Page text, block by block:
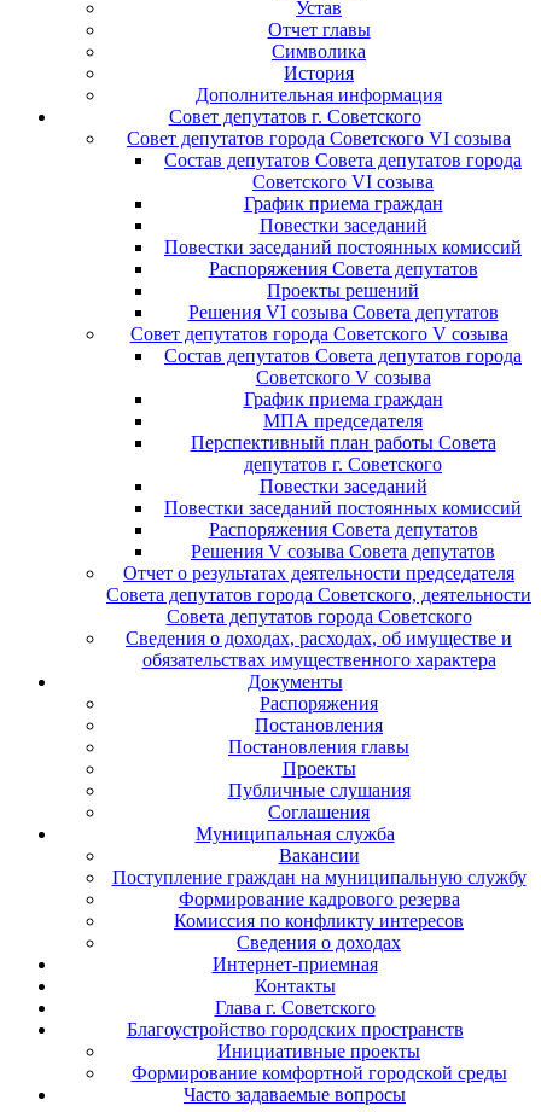
Устав
Отчет главы
Символика
История
Дополнительная информация
Совет депутатов г. Советского
Совет депутатов города Советского VI созыва
Состав депутатов Совета депутатов города
Советского VI созыва
График приема граждан
Повестки заседаний
Повестки заседаний постоянных комиссий
Распоряжения Совета депутатов
Проекты решений
Решения VI созыва Совета депутатов
Совет депутатов города Советского V созыва
Состав депутатов Совета депутатов города
Советского V созыва
График приема граждан
МПА председателя
Перспективный план работы Совета
депутатов г. Советского
Повестки заседаний
Повестки заседаний постоянных комиссий
Распоряжения Совета депутатов
Решения V созыва Совета депутатов
Отчет о результатах деятельности председателя
Совета депутатов города Советского, деятельности
Совета депутатов города Советского
Сведения о доходах, расходах, об имуществе и
обязательствах имущественного характера
Документы
Распоряжения
Постановления
Постановления главы
Проекты
Публичные слушания
Соглашения
Муниципальная служба
Вакансии
Поступление граждан на муниципальную службу
Формирование кадрового резерва
Комиссия по конфликту интересов
Сведения о доходах
Интернет-приемная
Контакты
Глава г. Советского
Благоустройство городских пространств
Инициативные проекты
Формирование комфортной городской среды
Часто задаваемые вопросы